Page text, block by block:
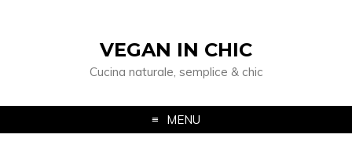
VEGAN IN CHIC
Cucina naturale, semplice & chic
MENU